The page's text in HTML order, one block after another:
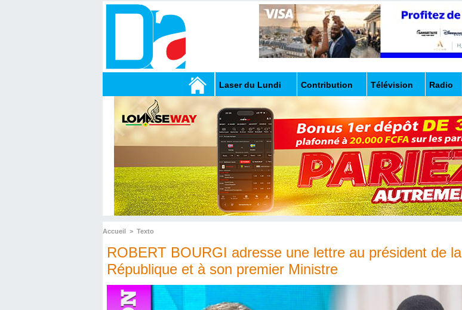
Laser du Lundi Contribution Télévision Radio
Accueil > Texto
ROBERT BOURGI adresse une lettre au président de la
République et à son premier Ministre